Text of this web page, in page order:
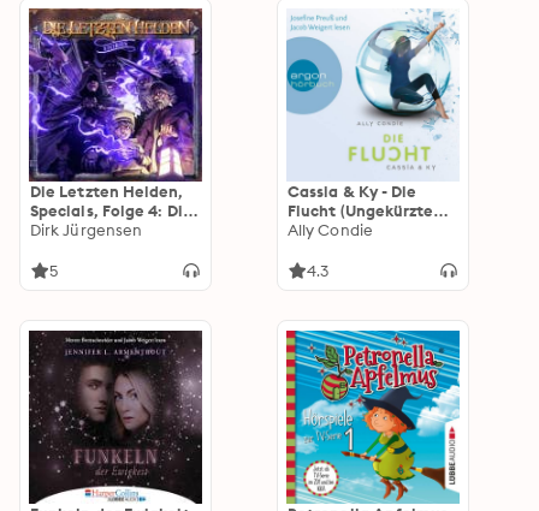
Die Letzten Helden,
Specials, Folge 4: Die
verlorenen Kapitel
Dirk Jürgensen
5
Cassia & Ky - Die
Flucht (Ungekürzte
Lesung)
Ally Condie
4.3